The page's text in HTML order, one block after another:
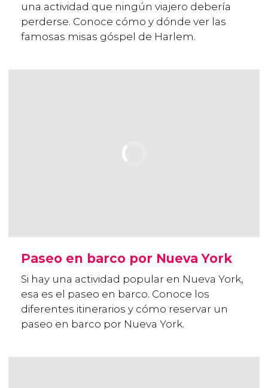
una actividad que ningún viajero debería
perderse. Conoce cómo y dónde ver las
famosas misas góspel de Harlem.
Paseo en barco por Nueva York
Si hay una actividad popular en Nueva York,
esa es el paseo en barco. Conoce los
diferentes itinerarios y cómo reservar un
paseo en barco por Nueva York.